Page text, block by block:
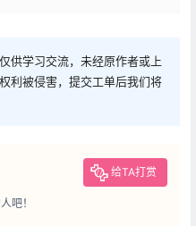
供学习交流，未经原作者或上
利被侵害，提交工单后我们将
给TA打赏
吧！